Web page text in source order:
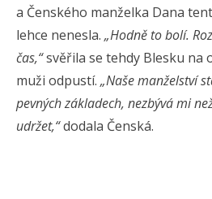
a Čenského manželka Dana
lehce nenesla.„Hodně to bolí.
čas,“svěřila se tehdy Blesku na
muži odpustí.„Naše manželství
pevných základech, nezbývá mi
udržet,“dodala Čenská.